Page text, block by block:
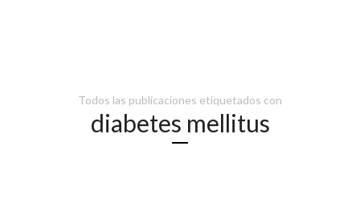
Todos las publicaciones etiquetados con
diabetes mellitus